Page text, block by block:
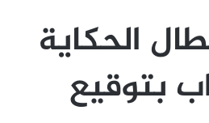
الحكاية
بتوقيع